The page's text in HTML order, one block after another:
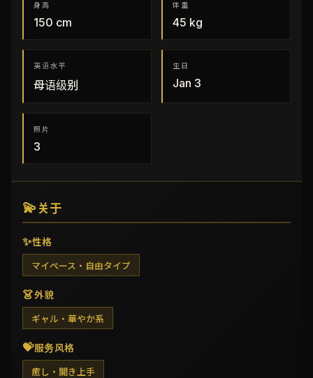
身高
150 cm
体重
45 kg
英语水平
母语级别
生日
Jan 3
照片
3
💫 关于
✨性格
マイペース・自由タイプ
👗外貌
ギャル・華やか系
💝服务风格
癒し・聞き上手